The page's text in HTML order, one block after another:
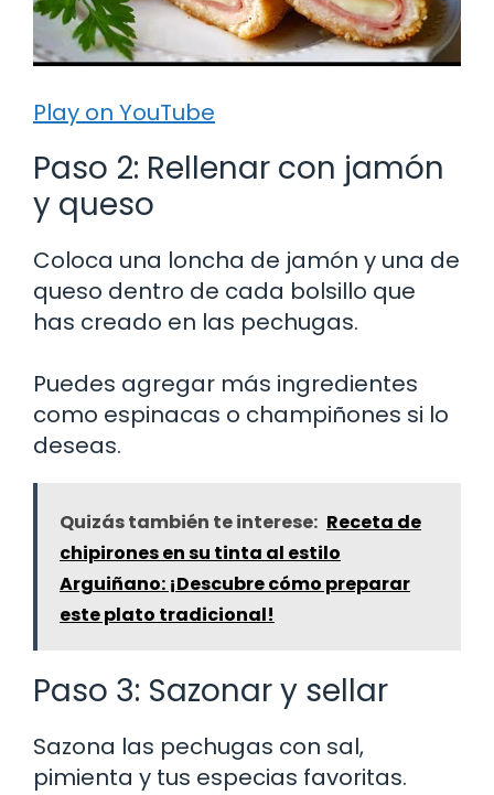
Play on YouTube
Paso 2: Rellenar con jamón
y queso
Coloca una loncha de jamón y una de
queso dentro de cada bolsillo que
has creado en las pechugas.
Puedes agregar más ingredientes
como espinacas o champiñones si lo
deseas.
Quizás también te interese: Receta de
chipirones en su tinta al estilo
Arguiñano: ¡Descubre cómo preparar
este plato tradicional!
Paso 3: Sazonar y sellar
Sazona las pechugas con sal,
pimienta y tus especias favoritas.